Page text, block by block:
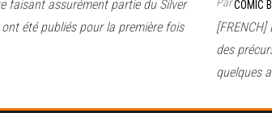
faisant assurément partie du Silver
été publiés pour la première fois
COMIC
des
quelques